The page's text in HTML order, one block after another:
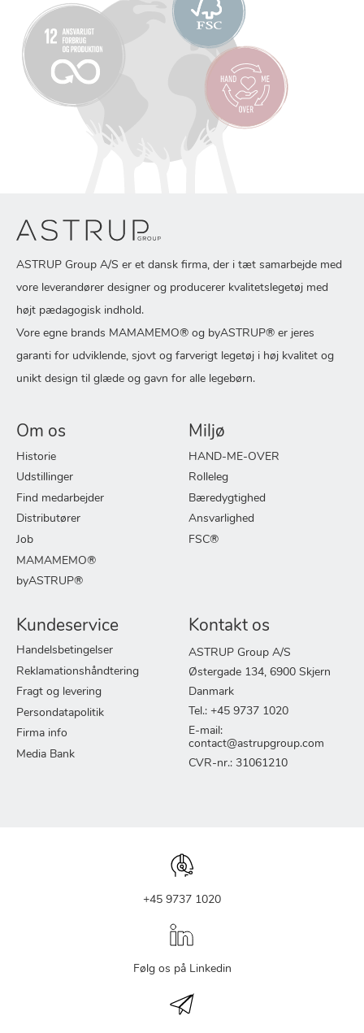
ASTRUP Group A/S er et dansk firma, der i tæt samarbejde med
vore leverandører designer og producerer kvalitetslegetøj med
højt pædagogisk indhold.
Vore egne brands MAMAMEMO® og byASTRUP® er jeres
garanti for udviklende, sjovt og farverigt legetøj i høj kvalitet og
unikt design til glæde og gavn for alle legebørn.
Om os
Historie
Udstillinger
Find medarbejder
Distributører
Job
MAMAMEMO®
byASTRUP®
Miljø
HAND-ME-OVER
Rolleleg
Bæredygtighed
Ansvarlighed
FSC®
Kundeservice
Handelsbetingelser
Reklamationshåndtering
Fragt og levering
Persondatapolitik
Firma info
Media Bank
Kontakt os
ASTRUP Group A/S
Østergade 134, 6900 Skjern
Danmark
Tel.: +45 9737 1020
E-mail:
contact@astrupgroup.com
CVR-nr.: 31061210
+45 9737 1020
Følg os på Linkedin